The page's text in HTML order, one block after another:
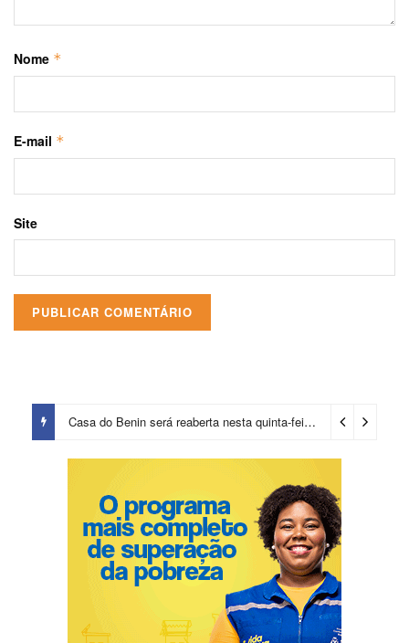
Nome *
E-mail *
Site
Casa do Benin será reaberta nesta quinta-feira (6) 2 dias ago